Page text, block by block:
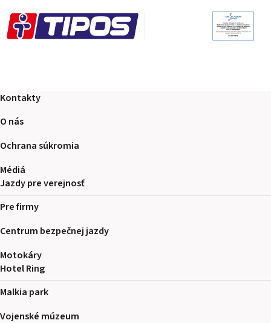
Kontakty
O nás
Ochrana súkromia
Médiá
Jazdy pre verejnosť
Pre firmy
Centrum bezpečnej jazdy
Motokáry
Hotel Ring
Malkia park
Vojenské múzeum